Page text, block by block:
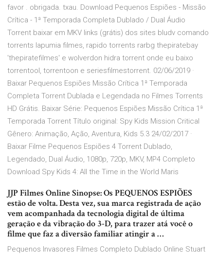
favor . obrigada. txau. Download Pequenos Espiões - Missão
Crítica - 1ª Temporada Completa Dublado / Dual Áudio
Torrent baixar em MKV links (grátis) dos sites bludv comando
torrents lapumia filmes, rapido torrents rarbg thepiratebay
'thepiratefilmes' e wolverdon hidra torrent onde eu baixo
torrentool, torrentoon e seriesfilmestorrent. 02/06/2019 ·
Baixar Pequenos Espiões Missão Crítica 1ª Temporada
Completa Torrent Dublada e Legendada no Filmes Torrents
HD Grátis. Baixar Série: Pequenos Espiões Missão Crítica 1ª
Temporada Torrent Título original: Spy Kids Mission Critical
Gênero: Animação, Ação, Aventura, Kids 5.3 24/02/2017 ·
Baixar Filme Pequenos Espiões 4 Torrent Dublado,
Legendado, Dual Áudio, 1080p, 720p, MKV, MP4 Completo
Download Spy Kids 4: All the Time in the World Maris
JJP Filmes Online Sinopse: Os PEQUENOS ESPIÕES
estão de volta. Desta vez, sua marca registrada de ação
vem acompanhada da tecnologia digital de última
geração e da vibração do 3-D, para trazer atá você o
filme que faz a diversão familiar atingir a …
Pequenos Invasores Filmes Completo Dublado Online Stuart